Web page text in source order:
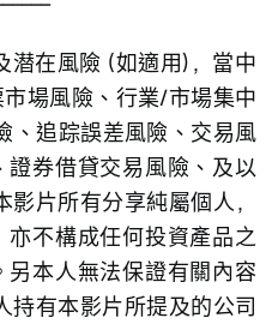
場風險、行業/市場集中
、追踪誤差風險、交易風
券借貸交易風險、及以
片所有分享純屬個人，
不構成任何投資產品之
本人無法保證有關內容
持有本影片所提及的公司